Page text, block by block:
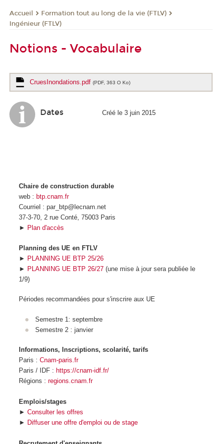
Accueil
Formation tout au long de la vie (FTLV)
Ingénieur (FTLV)
Notions - Vocabulaire
CruesInondations.pdf (PDF, 363 O Ko)
Dates Créé le 3 juin 2015
Chaire de construction durable
web : btp.cnam.fr
Courriel : par_btp@lecnam.net
37-3-70, 2 rue Conté, 75003 Paris
► Plan d'accès
Planning des UE en FTLV
► PLANNING UE BTP 25/26
► PLANNING UE BTP 26/27 (une mise à jour sera publiée le
1/9)
Périodes recommandées pour s'inscrire aux UE
Semestre 1: septembre
Semestre 2 : janvier
Informations, Inscriptions, scolarité, tarifs
Paris : Cnam-paris.fr
Paris / IDF : https://cnam-idf.fr/
Régions : regions.cnam.fr
Emplois/stages
► Consulter les offres
► Diffuser une offre d'emploi ou de stage